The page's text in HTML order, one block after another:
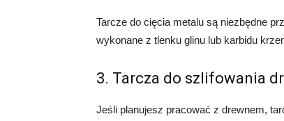
Tarcze do cięcia metalu są niezbędne
wykonane z tlenku glinu lub karbidu
3. Tarcza do szlifowania
Jeśli planujesz pracować z drewnem,